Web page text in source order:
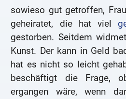
sowieso gut getroffen,
geheiratet, die hat viel
gestorben. Seitdem
Kunst. Der kann in Geld
hat es nicht so leicht
beschäftigt die Frage,
ergangen wäre, wenn